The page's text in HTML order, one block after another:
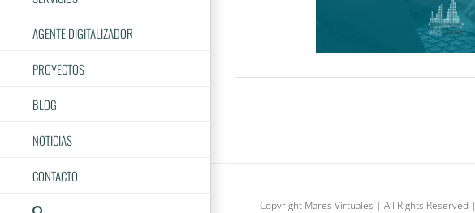
AGENTE DIGITALIZADOR
PROYECTOS
BLOG
NOTICIAS
CONTACTO
Copyright Mares Virtuales | All Rights Reserved |